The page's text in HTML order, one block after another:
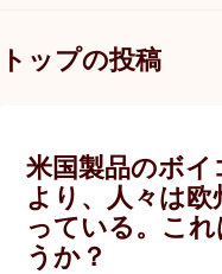
トップの投稿
米国製品のボ
より、人々は
っている。こ
うか？